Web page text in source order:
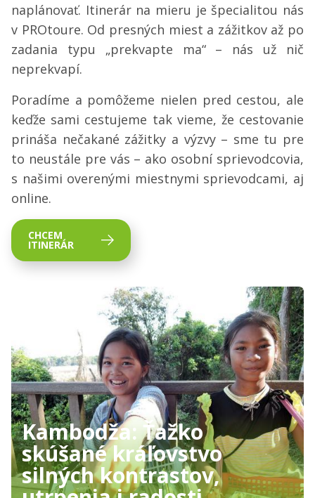
naplánovať. Itinerár na mieru je špecialitou nás
v PROtoure. Od presných miest a zážitkov až po
zadania typu „prekvapte ma“ – nás už nič
neprekvapí.
Poradíme a pomôžeme nielen pred cestou, ale
keďže sami cestujeme tak vieme, že cestovanie
prináša nečakané zážitky a výzvy – sme tu pre
to neustále pre vás – ako osobní sprievodcovia,
s našimi overenými miestnymi sprievodcami, aj
online.
CHCEM
ITINERÁR
Kambodža: Ťažko
skúšané kráľovstvo
silných kontrastov,